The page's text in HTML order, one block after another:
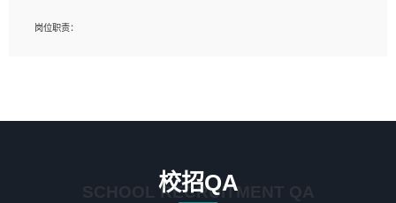
1、艺术设计类相关专业；（其中需求分析顾问不限专业）
岗位职责：
2. 熟悉 前端常用框架, 能独立完成设计给予的 UI 效果;
3. 有良好的代码习惯, 低级错误出现频率低;
校招QA
SCHOOL RECRUITMENT QA